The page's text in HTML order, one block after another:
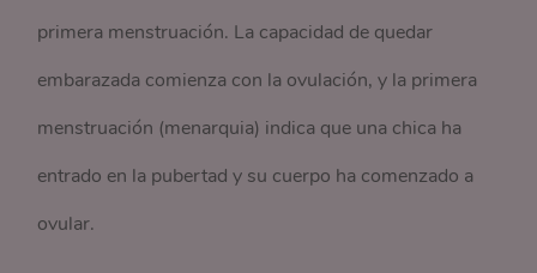
primera menstruación. La capacidad de quedar
embarazada comienza con la ovulación, y la primera
menstruación (menarquia) indica que una chica ha
entrado en la pubertad y su cuerpo ha comenzado a
ovular.